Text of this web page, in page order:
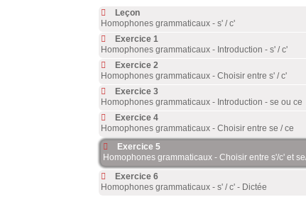
Leçon
Homophones grammaticaux - s' / c'
Exercice 1
Homophones grammaticaux - Introduction - s' / c'
Exercice 2
Homophones grammaticaux - Choisir entre s' / c'
Exercice 3
Homophones grammaticaux - Introduction - se ou ce
Exercice 4
Homophones grammaticaux - Choisir entre se / ce
Exercice 5
Homophones grammaticaux - Choisir entre s'/c' et
Exercice 6
Homophones grammaticaux - s' / c' - Dictée